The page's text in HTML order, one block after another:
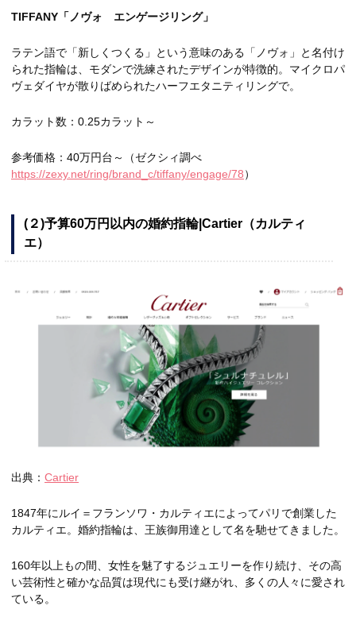
TIFFANY「ノヴォ エンゲージリング」
ラテン語で「新しくつくる」という意味のある「ノヴォ」と名付け
られた指輪は、モダンで洗練されたデザインが特徴的。マイクロパ
ヴェダイヤが散りばめられたハーフエタニティリングで。
カラット数：0.25カラット～
参考価格：40万円台～（ゼクシィ調べ
https://zexy.net/ring/brand_c/tiffany/engage/78）
(２)予算60万円以内の婚約指輪|Cartier（カルティ
エ）
出典： Cartier
1847年にルイ＝フランソワ・カルティエによってパリで創業した
カルティエ。婚約指輪は、王族御用達として名を馳せてきました。
160年以上もの間、女性を魅了するジュエリーを作り続け、その高
い芸術性と確かな品質は現代にも受け継がれ、多くの人々に愛され
ている。